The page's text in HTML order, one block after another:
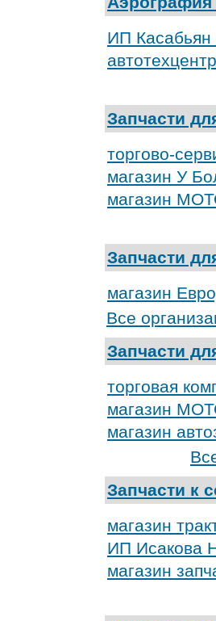
ИП Касабьян
Запчасти
торгово-
магазин У
магазин
Запчасти
магазин
Все
Запчасти
торговая
магазин
магазин
Запчасти к
магазин
ИП Исакова
магазин